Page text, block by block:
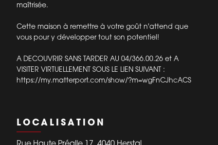
maîtrisée.
Cette maison à remettre à votre goût n'attend que
vous pour y développer tout son potentiel!
A DECOUVRIR SANS TARDER AU 04/366.00.26 et A
VISITER VIRTUELLEMENT SOUS LE LIEN SUIVANT :
https://my.matterport.com/show/?m=wgFnCJhcACS
LOCALISATION